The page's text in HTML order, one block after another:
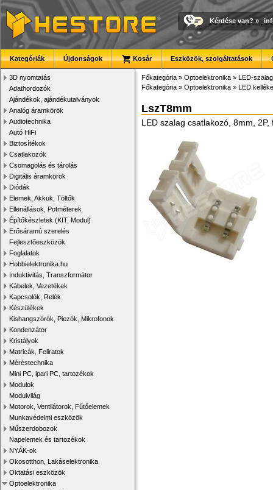
Kérdése van? »
Kategóriák Újdonságok Kosár Eszközök, szolgáltatások
3D nyomtatás
Adathordozók
Ajándékok, ajándékutalványok
Analóg áramkörök
Audiotechnika
Autó HiFi
Biztosítékok
Csatlakozók
Csomagolás és tárolás
Digitális áramkörök
Diódák
Elemek, Akkuk, Töltők
Ellenállások, Potméterek
Építőkészletek (KIT, Modul)
Erősáramú szerelés
Fejlesztőeszközök
Foglalatok
Hobbielektronika.hu
Induktivitás, Transzformátor
Kábelek, Vezetékek
Kapcsolók, Relék
Készülékek
Kishangszórók, Piezók, Mikrofonok
Kondenzátor
Kristályok
Matricák, Feliratok
Méréstechnika
Mini PC, ipari PC, tartozékok
Modulok
Modulvilág
Motorok, Ventilátorok, Fűtőelemek
Munkavédelmi eszközök
Műszerdobozok
Napelemek és tartozékok
NYÁK-ok
Okosotthon, Lakáselektronika
Oktatási eszközök
Optoelektronika
Főkategória » Optoelektronika » LED-
Főkategória » Optoelektronika » LED
LszT8mm
LED szalag csatlakozó, 8mm,